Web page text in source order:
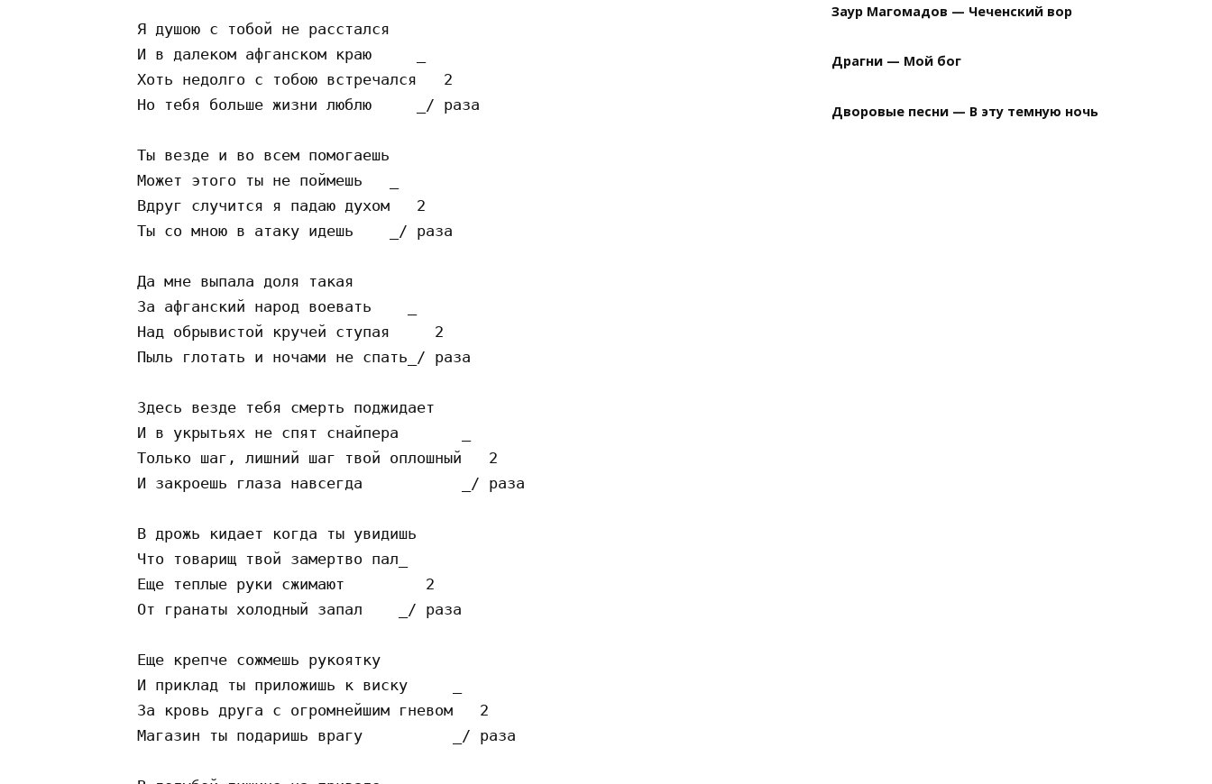
   Я душою с тобой не расстался
   И в далеком афганском краю     _
   Хоть недолго с тобою встречался   2
   Но тебя больше жизни люблю     _/ раза
   Ты везде и во всем помогаешь
   Может этого ты не поймешь   _
   Вдруг случится я падаю духом   2
   Ты со мною в атаку идешь    _/ раза
   Да мне выпала доля такая
   За афганский народ воевать    _
   Над обрывистой кручей ступая     2
   Пыль глотать и ночами не спать_/ раза
   Здесь везде тебя смерть поджидает
   И в укрытьях не спят снайпера       _
   Только шаг, лишний шаг твой оплошный   2
   И закроешь глаза навсегда           _/ раза
   В дрожь кидает когда ты увидишь
   Что товарищ твой замертво пал_
   Еще теплые руки сжимают         2
   От гранаты холодный запал    _/ раза
   Еще крепче сожмешь рукоятку
   И приклад ты приложишь к виску     _
   За кровь друга с огромнейшим гневом   2
   Магазин ты подаришь врагу          _/ раза
Заур Магомадов — Чеченский вор
Драгни — Мой бог
Дворовые песни — В эту темную ночь